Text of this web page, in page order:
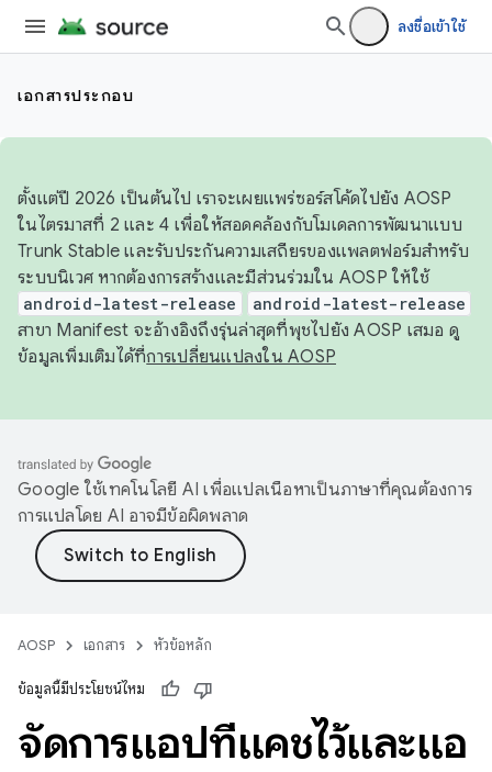
ลงชื่อเข้าใช้
เอกสารประกอบ
ตั้งแต่ปี 2026 เป็นต้นไป เราจะเผยแพร่ซอร์สโค้ดไปยัง AOSP
ในไตรมาสที่ 2 และ 4 เพื่อให้สอดคล้องกับโมเดลการพัฒนาแบบ
Trunk Stable และรับประกันความเสถียรของแพลตฟอร์มสำหรับ
ระบบนิเวศ หากต้องการสร้างและมีส่วนร่วมใน AOSP ให้ใช้
android-latest-release android-latest-release
สาขา Manifest จะอ้างอิงถึงรุ่นล่าสุดที่พุชไปยัง AOSP เสมอ ดู
ข้อมูลเพิ่มเติมได้ที่การเปลี่ยนแปลงใน AOSP
Google ใช้เทคโนโลยี AI เพื่อแปลเนื้อหาเป็นภาษาที่คุณต้องการ
การแปลโดย AI อาจมีข้อผิดพลาด
AOSP เอกสาร หัวข้อหลัก
ข้อมูลนี้มีประโยชน์ไหม
จัดการแอปที่แคชไว้และแอ